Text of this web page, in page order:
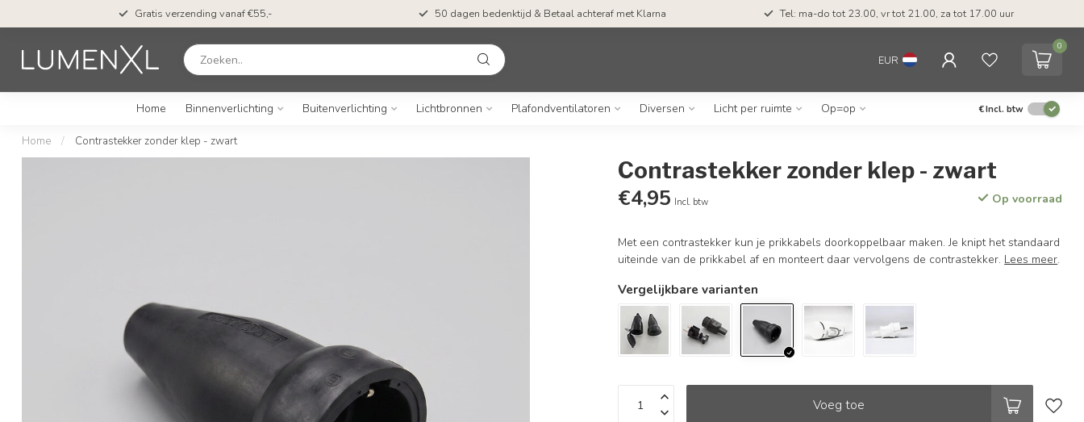
Gratis verzending vanaf €55,- 50 dagen bedenktijd & Betaal achteraf met Klarna Tel: ma-do tot 23.00, vr tot 21.00, za tot 17.00 uur
EUR
0
Home Binnenverlichting Buitenverlichting Lichtbronnen Plafondventilatoren Diversen Licht per ruimte Op=op €Incl. btw
Home / Contrastekker zonder klep - zwart
Contrastekker zonder klep - zwart
€4,95 Incl. btw Op voorraad
Met een contrastekker kun je prikkabels doorkoppelbaar maken. Je knipt het standaard
uiteinde van de prikkabel af en monteert daar vervolgens de contrastekker. Lees meer.
Vergelijkbare varianten
Voeg toe